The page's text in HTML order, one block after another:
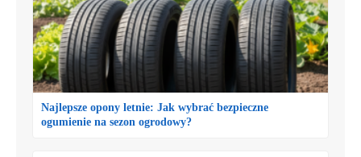
Najlepsze opony letnie: Jak wybrać bezpieczne
ogumienie na sezon ogrodowy?